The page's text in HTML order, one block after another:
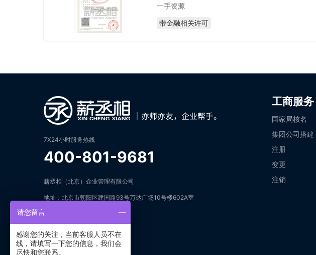
一手资源
带金融相关许可
7X24小时服务热线
400-801-9681
薪丞相（北京）企业管理有限公司
地址：北京市朝阳区建国路93号万达广场10号楼602A室
邮箱：open@keziyuan.com
在线咨询
工商服务
国家局核名
集团公司搭建
注册
变更
注销
请您留言
感谢您的关注，当前客服人员不在
线，请填写一下您的信息，我们会
尽快和您联系。